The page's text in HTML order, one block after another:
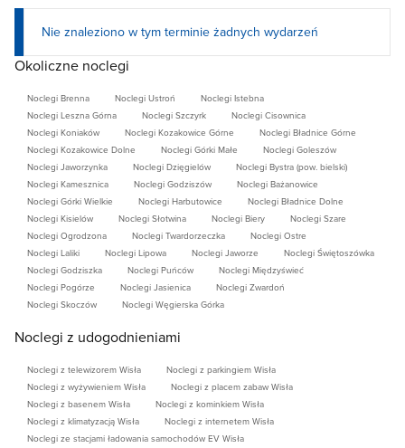
Nie znaleziono w tym terminie żadnych wydarzeń
Okoliczne noclegi
Noclegi Brenna Noclegi Ustroń
Noclegi Istebna
Noclegi Leszna Górna
Noclegi Szczyrk
Noclegi Cisownica
Noclegi Koniaków
Noclegi Kozakowice Górne
Noclegi Bładnice Górne
Noclegi Kozakowice Dolne
Noclegi Górki Małe
Noclegi Goleszów
Noclegi Jaworzynka
Noclegi Dzięgielów
Noclegi Bystra (pow. bielski)
Noclegi Kamesznica
Noclegi Godziszów
Noclegi Bażanowice
Noclegi Górki Wielkie
Noclegi Harbutowice
Noclegi Bładnice Dolne
Noclegi Kisielów
Noclegi Słotwina Noclegi Biery
Noclegi Szare
Noclegi Ogrodzona
Noclegi Twardorzeczka
Noclegi Ostre
Noclegi Laliki
Noclegi Lipowa Noclegi Jaworze
Noclegi Świętoszówka
Noclegi Godziszka
Noclegi Puńców
Noclegi Międzyświeć
Noclegi Pogórze
Noclegi Jasienica
Noclegi Zwardoń
Noclegi Skoczów
Noclegi Węgierska Górka
Noclegi z udogodnieniami
Noclegi z telewizorem Wisła
Noclegi z parkingiem Wisła
Noclegi z wyżywieniem Wisła
Noclegi z placem zabaw Wisła
Noclegi z basenem Wisła
Noclegi z kominkiem Wisła
Noclegi z klimatyzacją Wisła
Noclegi z internetem Wisła
Noclegi ze stacjami ładowania samochodów EV Wisła